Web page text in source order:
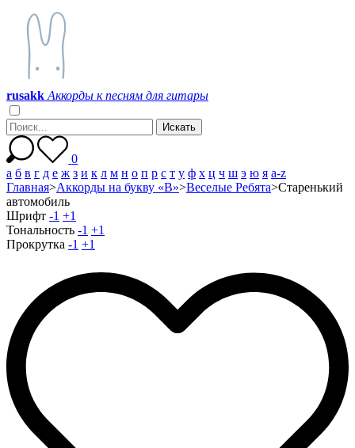
rusakk Аккорды к песням для гитары
0
а б в г д е ж з и к л м н о п р с т у ф х ц ч ш э ю я a-z
Главная>Аккорды на букву «В»>Веселые Ребята>Старенький
автомобиль
Шрифт -1 +1
Тональность -1 +1
Прокрутка -1 +1